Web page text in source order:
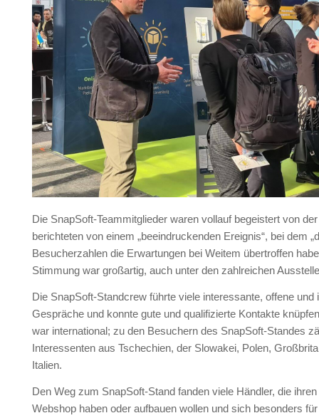
Die SnapSoft-Teammitglieder waren vollauf begeistert von
berichteten von einem „beeindruckenden Ereignis“, bei dem
Besucherzahlen die Erwartungen bei Weitem übertroffen
Stimmung war großartig, auch unter den zahlreichen
Die SnapSoft-Standcrew führte viele interessante, offene und
Gespräche und konnte gute und qualifizierte Kontakte
war international; zu den Besuchern des SnapSoft-Standes
Interessenten aus Tschechien, der Slowakei, Polen,
Italien.
Den Weg zum SnapSoft-Stand fanden viele Händler, die
Webshop haben oder aufbauen wollen und sich besonders